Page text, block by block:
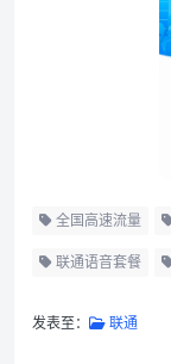
全国高速流量
联通语音套餐
发表至： 联通